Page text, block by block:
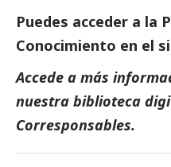
Puedes acceder a la
Conocimiento en el
Accede a más
nuestra biblioteca
Corresponsables.